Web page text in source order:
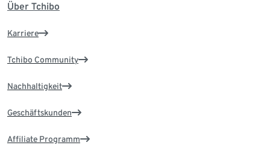
Über Tchibo
Karriere
Tchibo Community
Nachhaltigkeit
Geschäftskunden
Affiliate Programm